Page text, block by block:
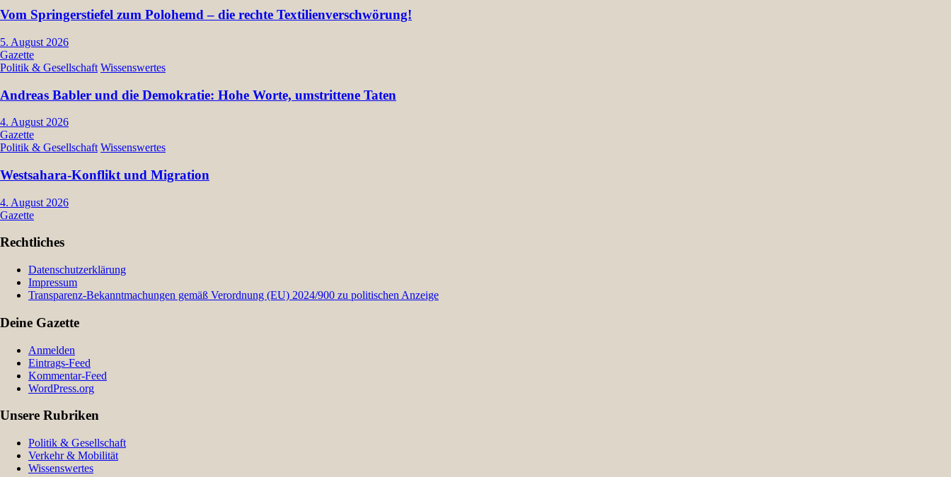
Vom Springerstiefel zum Polohemd – die rechte Textilienverschwörung!
5. August 2026
Gazette
Politik & Gesellschaft Wissenswertes
Andreas Babler und die Demokratie: Hohe Worte, umstrittene Taten
4. August 2026
Gazette
Politik & Gesellschaft Wissenswertes
Westsahara-Konflikt und Migration
4. August 2026
Gazette
Rechtliches
Datenschutzerklärung
Impressum
Transparenz-Bekanntmachungen gemäß Verordnung (EU) 2024/900 zu politischen Anzeige
Deine Gazette
Anmelden
Eintrags-Feed
Kommentar-Feed
WordPress.org
Unsere Rubriken
Politik & Gesellschaft
Verkehr & Mobilität
Wissenswertes